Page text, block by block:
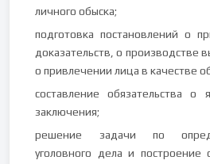
личного обыска;
подготовка постановлений о
доказательств, о производстве
о привлечении лица в качестве
составление обязательства о
заключения;
решение задачи по
уголовного дела и построение